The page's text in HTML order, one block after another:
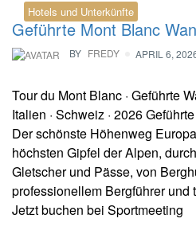
Hotels und Unterkünfte
Geführte Mont Blanc
BY FREDY APRIL 6,
Tour du Mont Blanc · Geführte
Italien · Schweiz · 2026
Der schönste Höhenweg
höchsten Gipfel der Alpen,
Gletscher und Pässe, von
professionellem Bergführer und
Jetzt buchen bei Sportmeeting